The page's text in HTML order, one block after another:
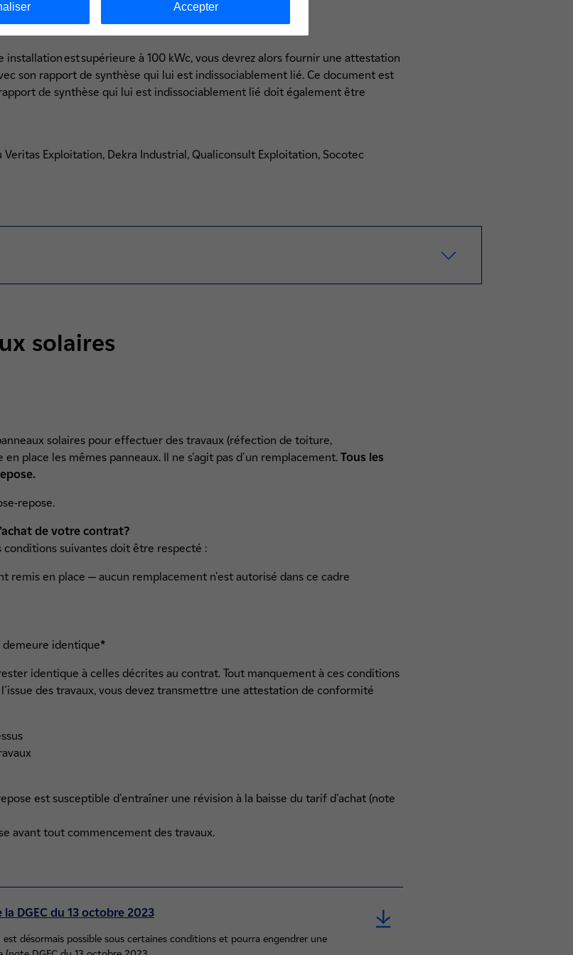
kWc pour les contrats de typologie S17 uniquement.
est supérieure à 100 kWc, vous devrez alors fournir une attestation
son rapport de synthèse qui lui est indissociablement lié. Ce document est
de synthèse qui lui est indissociablement lié doit également être
Exploitation, Dekra Industrial, Qualiconsult Exploitation, Socotec
solaires
solaires pour effectuer des travaux (réfection de toiture,
place les mêmes panneaux. Il ne s'agit pas d'un remplacement.Tous les
repose.
de votre contrat?
conditions suivantes doit être respecté :
remis en place — aucun remplacement n'est autorisé dans ce cadre
identique*
identique à celles décrites au contrat. Tout manquement à ces conditions
des travaux, vous devez transmettre une attestation de conformité
est susceptible d'entraîner une révision à la baisse du tarif d'achat (note
avant tout commencement des travaux.
DGEC du 13 octobre 2023
désormais possible sous certaines conditions et pourra engendrer une
Accepter